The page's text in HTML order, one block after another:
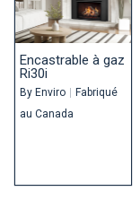
Encastrable à gaz
Ri30i
By Enviro | Fabriqué
au Canada